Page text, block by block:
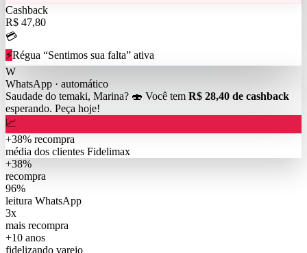
Cashback
R$ 47,80
💳
⚡Régua “Sentimos sua falta” ativa
W
WhatsApp · automático
Saudade do temaki, Marina? 🍣 Você tem R$ 28,40 de cashback
esperando. Peça hoje!
📈
+38% recompra
média dos clientes Fidelimax
+38%
recompra
96%
leitura WhatsApp
3x
mais recompra
+10 anos
fidelizando varejo